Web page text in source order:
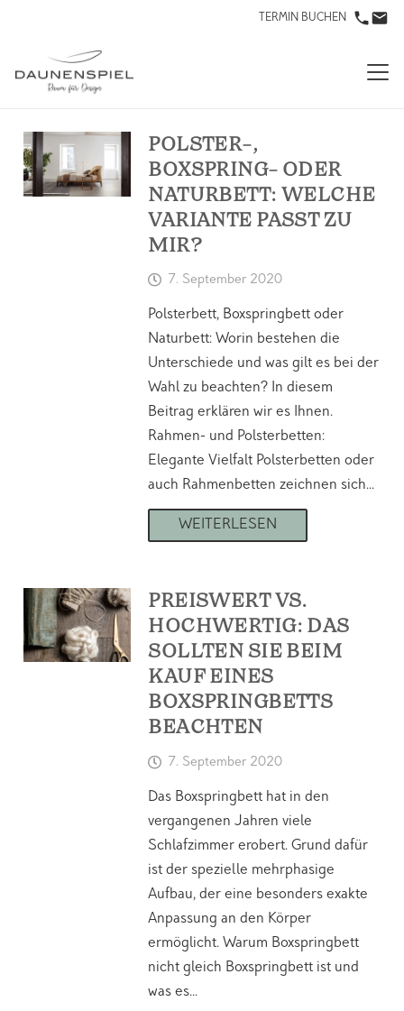
TERMIN BUCHEN
POLSTER-,
BOXSPRING- ODER
NATURBETT: WELCHE
VARIANTE PASST ZU
MIR?
7. September 2020
Polsterbett, Boxspringbett oder
Naturbett: Worin bestehen die
Unterschiede und was gilt es bei der
Wahl zu beachten? In diesem
Beitrag erklären wir es Ihnen.
Rahmen- und Polsterbetten:
Elegante Vielfalt Polsterbetten oder
auch Rahmenbetten zeichnen sich…
WEITERLESEN
PREISWERT VS.
HOCHWERTIG: DAS
SOLLTEN SIE BEIM
KAUF EINES
BOXSPRINGBETTS
BEACHTEN
7. September 2020
Das Boxspringbett hat in den
vergangenen Jahren viele
Schlafzimmer erobert. Grund dafür
ist der spezielle mehrphasige
Aufbau, der eine besonders exakte
Anpassung an den Körper
ermöglicht. Warum Boxspringbett
nicht gleich Boxspringbett ist und
was es…